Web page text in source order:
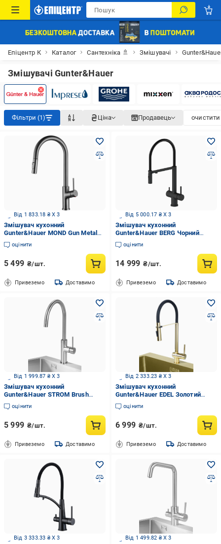
Епіцентр К Каталог Сантехніка 🚿 Змішувачі
Змішувачі Gunter&Hauer
Фільтри (1) Ціна Продавець очистити
Від 1 833.18 ₴ X 3
Змішувач кухонний
Gunter&Hauer MOND Gun Metal
Чорний (23350)
оцінити
5 499 ₴/шт.
Привеземо Доставимо
Від 5 000.17 ₴ X 3
Змішувач кухонний
Gunter&Hauer BERG Чорний
(23353)
оцінити
14 999 ₴/шт.
Привеземо Доставимо
Від 1 999.87 ₴ X 3
Змішувач кухонний
Gunter&Hauer STROM Brush
Нержавіюча сталь (22401)
оцінити
5 999 ₴/шт.
Привеземо Доставимо
Від 2 333.23 ₴ X 3
Змішувач кухонний
Gunter&Hauer EDEL Золотий
(22400)
оцінити
6 999 ₴/шт.
Привеземо Доставимо
Від 3 333.33 ₴ X 3 Від 1 499.82 ₴ X 3